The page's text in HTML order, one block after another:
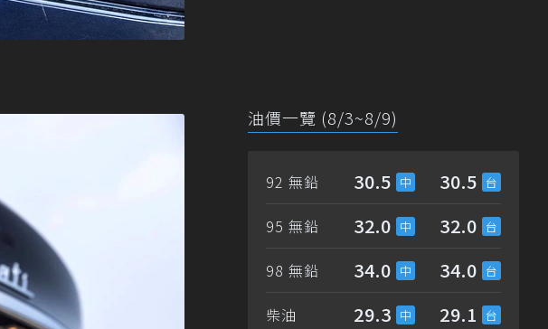
油價一覽 (8/3~8/9)
92 無鉛 30.5 30.5
95 無鉛 32.0 32.0
98 無鉛 34.0 34.0
柴油 29.3 29.1